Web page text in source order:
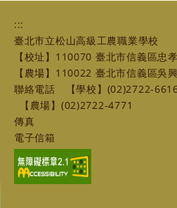
:::
臺北市立松山高級工農職業學校
【校址】110070 臺北市信義區忠
【農場】110022 臺北市信義區吳
聯絡電話
【學校】(02)2722-
【農場】(02)2722-4771
傳真
電子信箱